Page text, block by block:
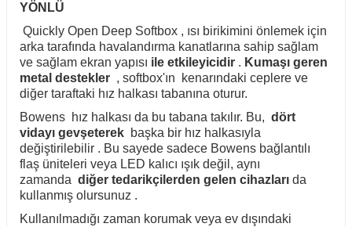
YÖNLÜ
Quickly Open Deep Softbox , ısı birikimini önlemek için
arka tarafında havalandırma kanatlarına sahip sağlam
ve sağlam ekran yapısı ile etkileyicidir . Kumaşı geren
metal destekler , softbox'ın kenarındaki ceplere ve
diğer taraftaki hız halkası tabanına oturur.
Bowens hız halkası da bu tabana takılır. Bu, dört
vidayı gevşeterek başka bir hız halkasıyla
değiştirilebilir . Bu sayede sadece Bowens bağlantılı
flaş üniteleri veya LED kalıcı ışık değil, aynı
zamanda diğer tedarikçilerden gelen cihazları da
kullanmış olursunuz .
Kullanılmadığı zaman korumak veya ev dışındaki